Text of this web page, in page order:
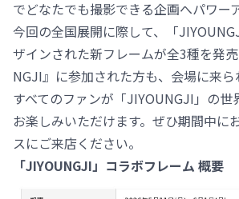
でどなたでも撮影できる企画へパワー
今回の全国展開に際して、「
ザインされた新フレームが全3種を発
NGJI』に参加された方も、会場に来ら
すべてのファンが「JIYOUNGJI」の世
お楽しみいただけます。ぜひ期間中に
スにご来店ください。
「JIYOUNGJI」コラボフレーム 概要